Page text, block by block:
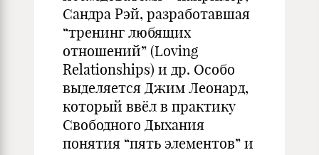
Сандра Рэй, разработавшая
“тренинг любящих
отношений” (Loving
Relationships) и др. Особо
выделяется Джим Леонард,
который ввёл в практику
Свободного Дыхания
понятия “пять элементов” и